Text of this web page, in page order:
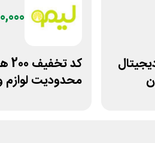
دیجیتال
محدودیت لوازم